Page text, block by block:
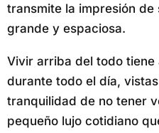
transmite la impresión de
grande y espaciosa.
Vivir arriba del todo tiene
durante todo el día,
tranquilidad de no tener
pequeño lujo cotidiano